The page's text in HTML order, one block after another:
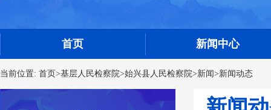
首页 新闻中心
当前位置: 首页>基层人民检察院>始兴县人民检察院>新闻>新闻动态